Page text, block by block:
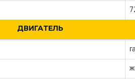
ДВИГАТЕЛЬ